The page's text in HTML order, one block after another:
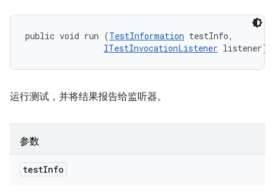
public void run (TestInformation testInfo,
ITestInvocationListener listener)
运行测试，并将结果报告给监听器。
参数
testInfo